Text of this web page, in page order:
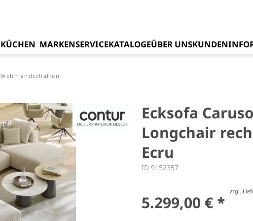
KÜCHEN MARKENSERVICEKATALOGEÜBER UNS
Wohnlandschaften
Ecksofa
Longchair
Ecru
ID 9152357
5.299,00 € *
zzgl.